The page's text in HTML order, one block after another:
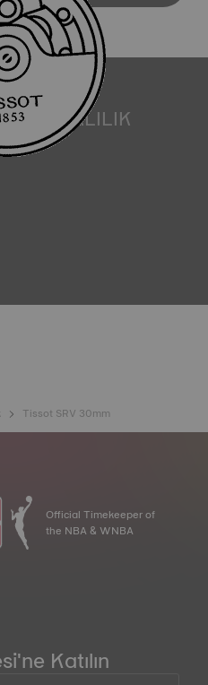
dayanıklılık kontrolü de
geçirilir. Tissot, saatin
Tissot SRV 30mm
Official Timekeeper of
the NBA & WNBA
Katılın